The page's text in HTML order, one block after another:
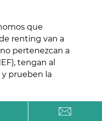
que
renting van a
pertenezcan a
tengan al
prueben la